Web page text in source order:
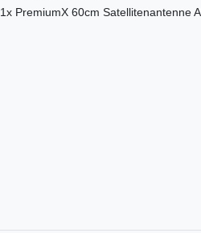
1x PremiumX 60cm Satellitenantenne